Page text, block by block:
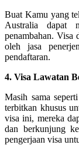
Buat Kamu yang
Australia dapat
penambahan. Visa
oleh jasa
pendaftaran.
4. Visa Lawatan
Masih sama
terbitkan khusus
visa ini, mereka
dan berkunjung
pengerjaan visa